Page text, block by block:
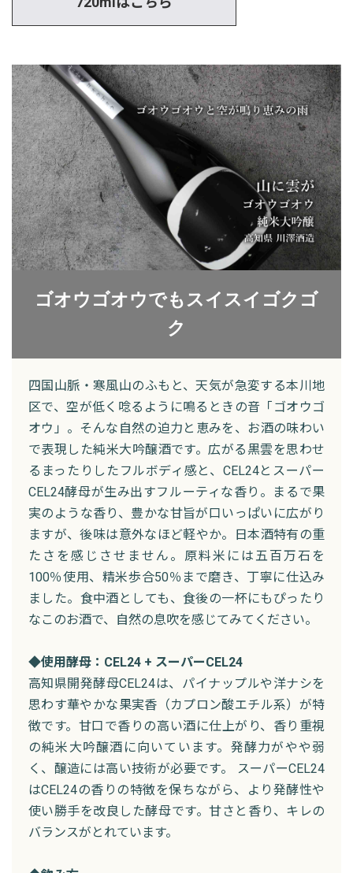
ゴオウゴオウでもスイスイゴクゴ
ク
四国山脈・寒風山のふもと、天気が急変する本川地
区で、空が低く唸るように鳴るときの音「ゴオウゴ
オウ」。そんな自然の迫力と恵みを、お酒の味わい
で表現した純米大吟醸酒です。広がる黒雲を思わせ
るまったりしたフルボディ感と、CEL24とスーパー
CEL24酵母が生み出すフルーティな香り。まるで果
実のような香り、豊かな甘旨が口いっぱいに広がり
ますが、後味は意外なほど軽やか。日本酒特有の重
たさを感じさせません。原料米には五百万石を
100％使用、精米歩合50％まで磨き、丁寧に仕込み
ました。食中酒としても、食後の一杯にもぴったり
なこのお酒で、自然の息吹を感じてみてください。
◆使用酵母：CEL24 + スーパーCEL24
高知県開発酵母CEL24は、パイナップルや洋ナシを
思わす華やかな果実香（カプロン酸エチル系）が特
徴です。甘口で香りの高い酒に仕上がり、香り重視
の純米大吟醸酒に向いています。発酵力がやや弱
く、醸造には高い技術が必要です。 スーパーCEL24
はCEL24の香りの特徴を保ちながら、より発酵性や
使い勝手を改良した酵母です。甘さと香り、キレの
バランスがとれています。